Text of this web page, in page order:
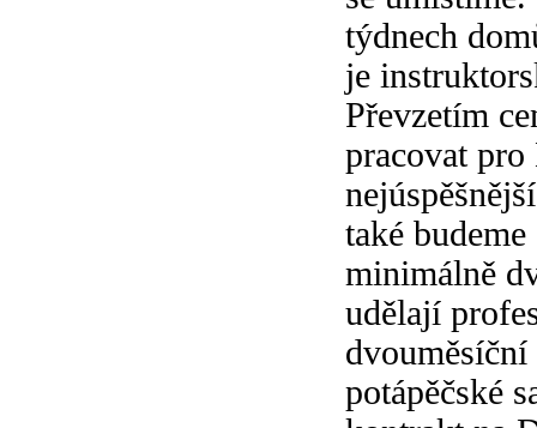
týdnech
je
Převzetím
pracovat pro
také
minimálně
udělají
potápěčské